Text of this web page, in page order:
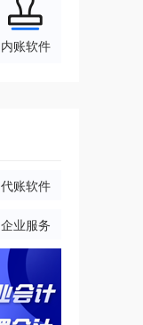
内账软件
代账软件
企业服务